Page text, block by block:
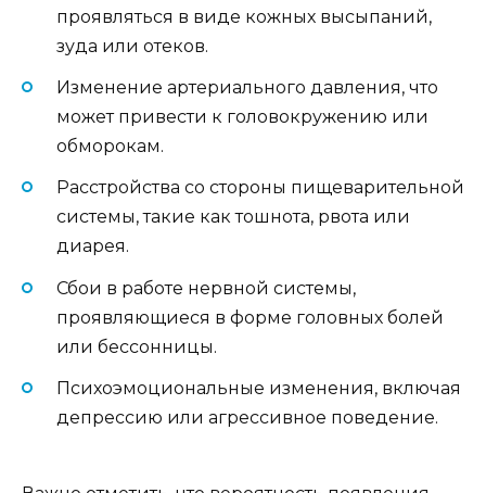
проявляться в виде кожных высыпаний,
зуда или отеков.
Изменение артериального давления, что
может привести к головокружению или
обморокам.
Расстройства со стороны пищеварительной
системы, такие как тошнота, рвота или
диарея.
Сбои в работе нервной системы,
проявляющиеся в форме головных болей
или бессонницы.
Психоэмоциональные изменения, включая
депрессию или агрессивное поведение.